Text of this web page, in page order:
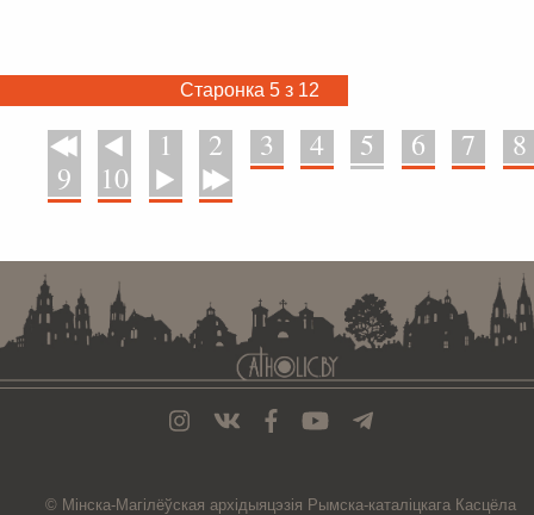
Старонка 5 з 12
1 2 3 4 5 6 7
8
9
10
© Мiнска-Магiлёўская архiдыяцэзiя Рымска-каталіцкага Касцёла